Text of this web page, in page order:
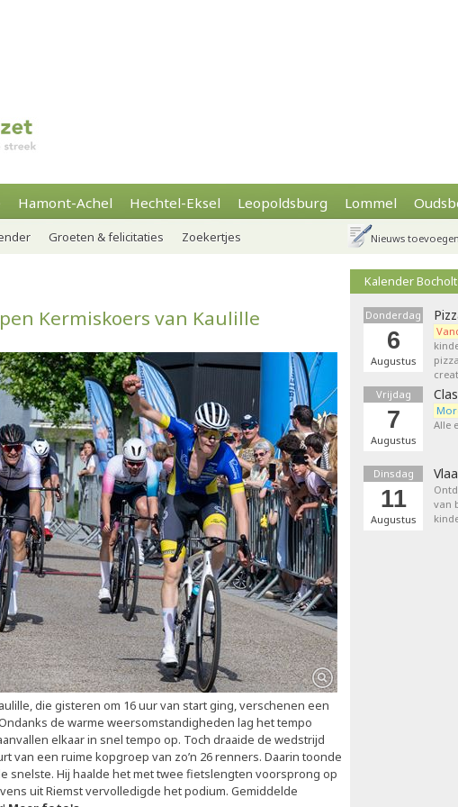
Hamont-Achel Hechtel-Eksel Leopoldsburg Lommel
Groeten & felicitaties Zoekertjes Nieuws toevoegen
Kermiskoers van Kaulille
die gisteren om 16 uur van start ging, verschenen een
de warme weersomstandigheden lag het tempo
elkaar in snel tempo op. Toch draaide de wedstrijd
van een ruime kopgroep van zo’n 26 renners. Daarin toonde
snelste. Hij haalde het met twee fietslengten voorsprong op
uit Riemst vervolledigde het podium. Gemiddelde
Kalender Bocholt
Donderdag
6
Augustus
Vrijdag
7
Augustus
Alle
Dinsdag
11
Augustus
van